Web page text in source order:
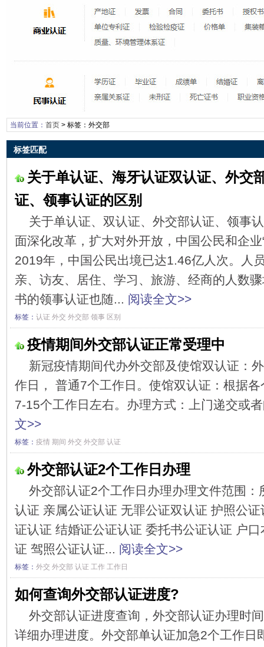
当前位置： 首页> 标签：外交部
标签匹配
关于单认证、海牙认证双认证、外交
证、领事认证的区别
关于单认证、双认证、外交部认证、领事
面深化改革，扩大对外开放，中国公民和企
2019年，中国公民出境已达1.46亿人次。人
亲、访友、居住、学习、旅游、经商的人数
书的领事认证也随... 阅读全文>>
标签： 认证 外交 外交部 领事 区别
疫情期间外交部认证正常受理中
新冠疫情期间代办外交部及使馆双认证：
作日， 普通7个工作日。使馆双认证：根据
7-15个工作日左右。办理方式：上门递交或
文>>
标签： 疫情 期间 外交 外交部 认证
外交部认证2个工作日办理
外交部认证2个工作日办理办理文件范围
认证 亲属公证认证 无罪公证双认证 护照公
证认证 结婚证公证认证 委托书公证认证 户
证 驾照公证认证... 阅读全文>>
标签： 外交 外交部 认证 工作 工作日
如何查询外交部认证进度?
外交部认证进度查询，外交部认证办理时
详细办理进度。外交部单认证加急2个工作日